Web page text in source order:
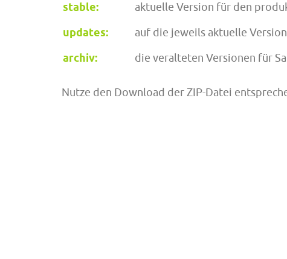
stable:
aktuelle Version für den
updates:
auf die jeweils aktuelle
archiv:
die veralteten Versionen für
Nutze den Download der ZIP-Datei